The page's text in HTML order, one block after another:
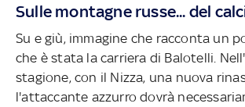
Sulle montagne russe... del
Su e giù, immagine che racconta un
che è stata la carriera di Balotelli.
stagione, con il Nizza, una nuova
l'attaccante azzurro dovrà